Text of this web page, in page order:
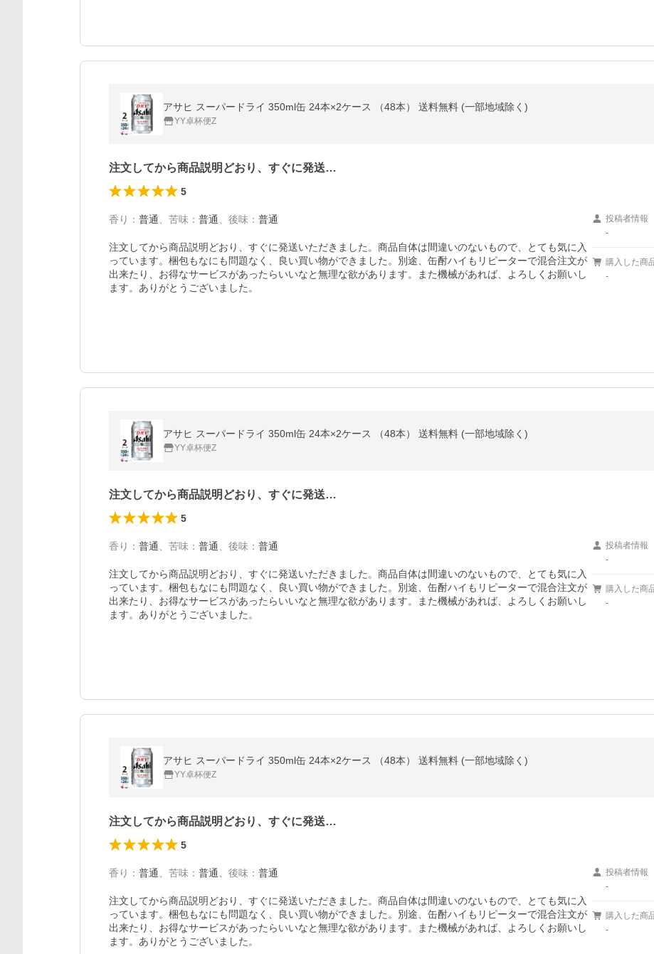
アサヒ スーパードライ 350ml缶 24本×2ケース （48本） 送料無料 (一部地域除く)
YY卓杯便Z
注文してから商品説明どおり、すぐに発送…
5
香り ： 普通 苦味 ： 普通 後味 ： 普通
注文してから商品説明どおり、すぐに発送いただきました。商品自体は間違いのないもので、とても気に入
っています。梱包もなにも問題なく、良い買い物ができました。別途、缶酎ハイもリピーターで混合注文が
出来たり、お得なサービスがあったらいいなと無理な欲があります。また機械があれば、よろしくお願いし
ます。ありがとうございました。
投稿者情報
-
購入した商
-
アサヒ スーパードライ 350ml缶 24本×2ケース （48本） 送料無料 (一部地域除く)
YY卓杯便Z
注文してから商品説明どおり、すぐに発送…
5
香り ： 普通 苦味 ： 普通 後味 ： 普通
注文してから商品説明どおり、すぐに発送いただきました。商品自体は間違いのないもので、とても気に入
っています。梱包もなにも問題なく、良い買い物ができました。別途、缶酎ハイもリピーターで混合注文が
出来たり、お得なサービスがあったらいいなと無理な欲があります。また機械があれば、よろしくお願いし
ます。ありがとうございました。
投稿者情報
-
購入した商
-
アサヒ スーパードライ 350ml缶 24本×2ケース （48本） 送料無料 (一部地域除く)
YY卓杯便Z
注文してから商品説明どおり、すぐに発送…
5
香り ： 普通 苦味 ： 普通 後味 ： 普通
注文してから商品説明どおり、すぐに発送いただきました。商品自体は間違いのないもので、とても気に入
っています。梱包もなにも問題なく、良い買い物ができました。別途、缶酎ハイもリピーターで混合注文が
出来たり、お得なサービスがあったらいいなと無理な欲があります。また機械があれば、よろしくお願いし
ます。ありがとうございました。
投稿者情報
-
購入した商
-